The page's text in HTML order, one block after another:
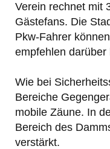
Verein rechnet mit
Gästefans. Die
Pkw-Fahrer
empfehlen darüber
Wie bei
Bereiche
mobile Zäune. In
Bereich des
verstärkt.